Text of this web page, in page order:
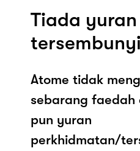
Tiada yuran
tersembunyi
Atome tidak
sebarang
pun yuran
perkhidmatan/